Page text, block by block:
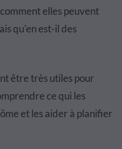
elles peuvent
qu'en est-il des
être très utiles pour
ce qui les
et les aider à planifier